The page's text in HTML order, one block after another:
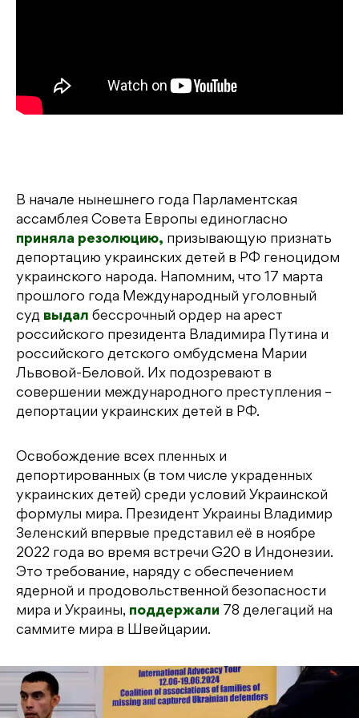
В начале нынешнего года Парламентская
ассамблея Совета Европы единогласно
приняла резолюцию, призывающую признать
депортацию украинских детей в РФ геноцидом
украинского народа. Напомним, что 17 марта
прошлого года Международный уголовный
суд выдал бессрочный ордер на арест
российского президента Владимира Путина и
российского детского омбудсмена Марии
Львовой-Беловой. Их подозревают в
совершении международного преступления –
депортации украинских детей в РФ.
Освобождение всех пленных и
депортированных (в том числе украденных
украинских детей) среди условий Украинской
формулы мира. Президент Украины Владимир
Зеленский впервые представил её в ноябре
2022 года во время встречи G20 в Индонезии.
Это требование, наряду с обеспечением
ядерной и продовольственной безопасности
мира и Украины, поддержали 78 делегаций на
саммите мира в Швейцарии.